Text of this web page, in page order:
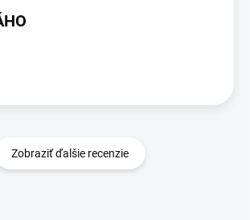
Zobraziť ďalšie recenzie